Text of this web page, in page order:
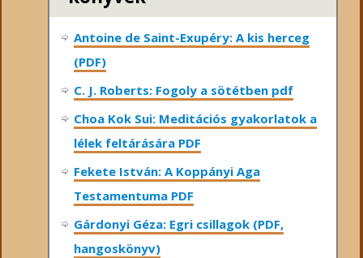
Antoine de Saint-Exupéry: A kis herceg
(PDF)
C. J. Roberts: Fogoly a sötétben pdf
Choa Kok Sui: Meditációs gyakorlatok a
lélek feltárására PDF
Fekete István: A Koppányi Aga
Testamentuma PDF
Gárdonyi Géza: Egri csillagok (PDF,
hangoskönyv)